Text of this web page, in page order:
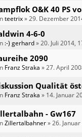
O&K 40 PS
teetrix»29. Dezember
4-6-0
:-) gerhard»20. Juli 2014,
2090
Franz Straka »27. April
Qualität
Franz Straka » 14. Januar
- Gw167
Zillertalbahner»26.